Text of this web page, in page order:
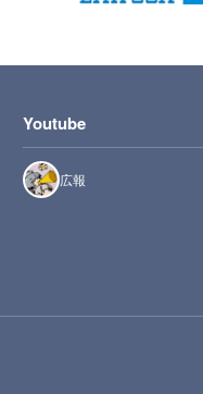
Youtube
広報